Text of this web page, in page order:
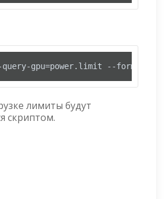
gpu=power.limit --format=csv
лимиты будут
скриптом.